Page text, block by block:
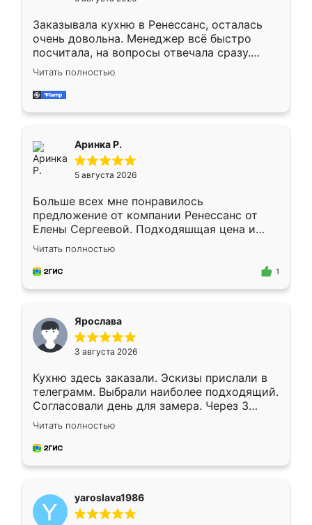
Заказывала кухню в Ренессанс, осталась
очень довольна. Менеджер всё быстро
посчитала, на вопросы отвечала сразу.
Замерщик приехал в субботу, подошёл к
делу со всей ответственностью. Собрали
за день, ребята работали аккуратно, даже
Читать полностью
Аринка Р.
5 августа 2026
Больше всех мне понравилось
предложение от компании Ренессанс от
Елены Сергеевой. Подходяшщая цена и
короткие сроки изготовления. Приехавший
для замера сотрудник Владислав
предложил по моему эскизу самый
Читать полностью
1
Ярослава
3 августа 2026
Кухню здесь заказали. Эскизы прислали в
телеграмм. Выбрали наиболее подходящий.
Согласовали день для замера. Через 3
недели кухня была уже готова. Остались
довольны работой. Спасибо Ренессанс
мебель за качественную работу!
Читать полностью
yaroslava1986